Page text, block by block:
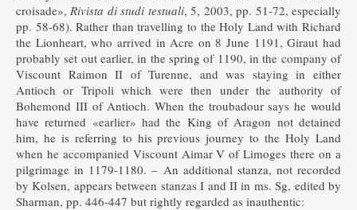
croisade»,Rivista di studi testuali, 5, 2003, pp. 51-72, especially
pp. 58-68). Rather than travelling to the Holy Land with Richard
the Lionheart, who arrived in Acre on 8 June 1191, Giraut had
probably set out earlier, in the spring of 1190, in the company of
Viscount Raimon II of Turenne, and was staying in either
Antioch or Tripoli which were then under the authority of
Bohemond III of Antioch. When the troubadour says he would
have returned «earlier» had the King of Aragon not detained
him, he is referring to his previous journey to the Holy Land
when he accompanied Viscount Aimar V of Limoges there on a
pilgrimage in 1179-1180. – An additional stanza, not recorded
by Kolsen, appears between stanzas I and II in ms. Sg, edited by
Sharman, pp. 446-447 but rightly regarded as inauthentic: